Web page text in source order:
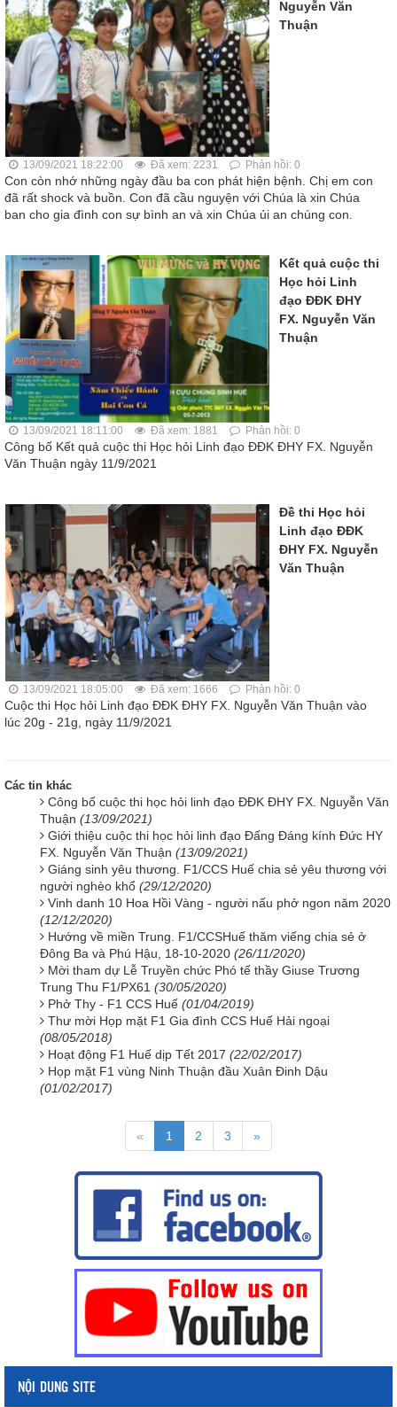
Nguyễn Văn
Thuận
13/09/2021 18:22:00 Đã xem: 2231 Phản hồi: 0
Con còn nhớ những ngày đầu ba con phát hiện bệnh. Chị em con
đã rất shock và buồn. Con đã cầu nguyện với Chúa là xin Chúa
ban cho gia đình con sự bình an và xin Chúa ủi an chúng con.
Kết quả cuộc thi
Học hỏi Linh
đạo ĐĐK ĐHY
FX. Nguyễn Văn
Thuận
13/09/2021 18:11:00 Đã xem: 1881 Phản hồi: 0
Công bố Kết quả cuộc thi Học hỏi Linh đạo ĐĐK ĐHY FX. Nguyễn
Văn Thuận ngày 11/9/2021
Đề thi Học hỏi
Linh đạo ĐĐK
ĐHY FX. Nguyễn
Văn Thuận
13/09/2021 18:05:00 Đã xem: 1666 Phản hồi: 0
Cuộc thi Học hỏi Linh đạo ĐĐK ĐHY FX. Nguyễn Văn Thuận vào
lúc 20g - 21g, ngày 11/9/2021
Các tin khác
Công bố cuộc thi học hỏi linh đạo ĐĐK ĐHY FX. Nguyễn Văn
Thuận (13/09/2021)
Giới thiệu cuộc thi học hỏi linh đạo Đấng Đáng kính Đức HY
FX. Nguyễn Văn Thuận (13/09/2021)
Giáng sinh yêu thương. F1/CCS Huế chia sẻ yêu thương với
người nghèo khổ (29/12/2020)
Vinh danh 10 Hoa Hồi Vàng - người nấu phở ngon năm 2020
(12/12/2020)
Hướng về miền Trung. F1/CCSHuế thăm viếng chia sẻ ở
Đông Ba và Phú Hậu, 18-10-2020 (26/11/2020)
Mời tham dự Lễ Truyền chức Phó tế thầy Giuse Trương
Trung Thu F1/PX61 (30/05/2020)
Phở Thy - F1 CCS Huế (01/04/2019)
Thư mời Họp mặt F1 Gia đình CCS Huế Hải ngoại
(08/05/2018)
Hoạt động F1 Huế dịp Tết 2017 (22/02/2017)
Họp mặt F1 vùng Ninh Thuận đầu Xuân Đinh Dậu
(01/02/2017)
« 1 2 3 »
NỘI DUNG SITE